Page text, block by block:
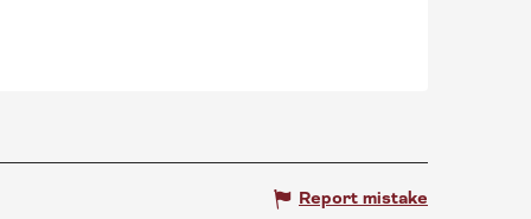
Report mistake